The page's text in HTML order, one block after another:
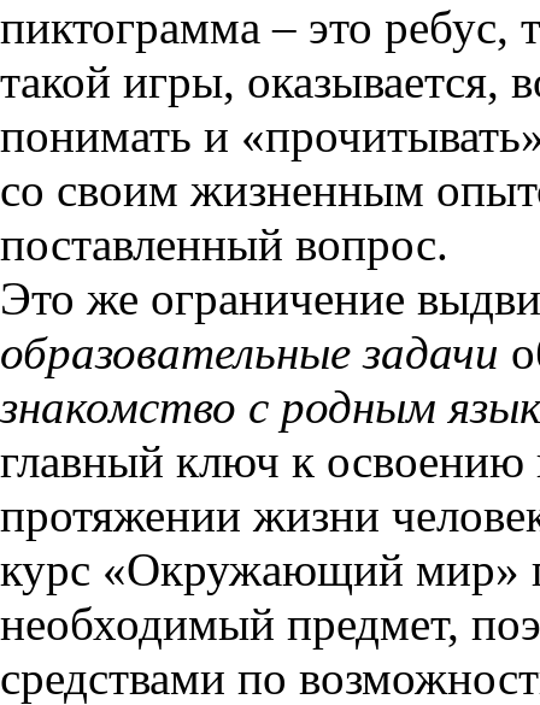
пиктограмма – это
такой игры, оказывается,
понимать и
со своим жизненным
поставленный вопрос.
Это же ограничение
образовательные задачи
знакомство с родным
главный ключ к освоению
протяжении жизни
курс «Окружающий мир»
необходимый предмет,
средствами по